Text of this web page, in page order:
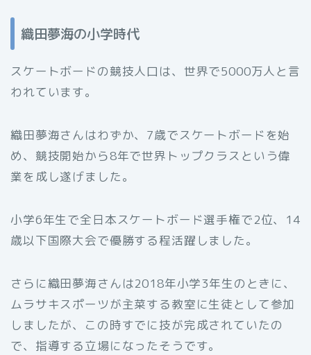
織田夢海の小学時代
スケートボードの競技人口は、世界で5000万人と言
われています。
織田夢海さんはわずか、7歳でスケートボードを始
め、競技開始から8年で世界トップクラスという偉
業を成し遂げました。
小学6年生で全日本スケートボード選手権で2位、14
歳以下国際大会で優勝する程活躍しました。
さらに織田夢海さんは2018年小学3年生のときに、
ムラサキスポーツが主菜する教室に生徒として参加
しましたが、この時すでに技が完成されていたの
で、指導する立場になったそうです。